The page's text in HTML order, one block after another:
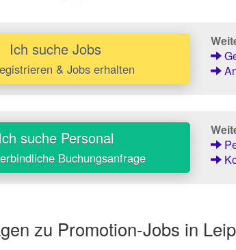
Ich suche Jobs
& Jobs erhalten
Ich suche Personal
Buchungsanfrage
zu Promotion-Jobs in